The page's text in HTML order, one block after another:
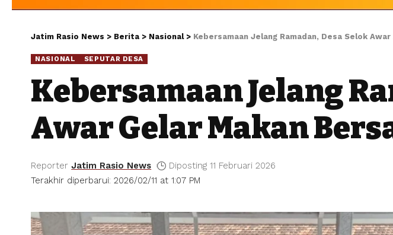
Jatim Rasio News > Berita > Nasional> Kebersamaan Jelang Ramadan, Desa Selok
NASIONAL SEPUTAR DESA
Kebersamaan Jelang
Awar Gelar Makan
Terakhir diperbarui: 2026/02/11 at 1:07 PM
Reporter Jatim Rasio News Diposting 11 Februari 2026